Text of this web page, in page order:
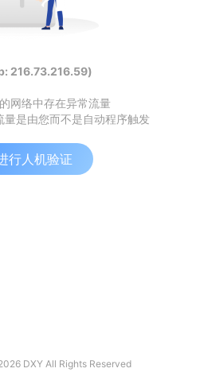
216.73.216.59)
网络中存在异常流量
量是由您而不是自动程序触发
行人机验证
DXY All Rights Reserved